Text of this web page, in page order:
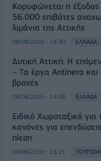
Κορυφώνεται η
56.000 επιβάτες
λιμάνια της Αττικής
08/08/2026 - 14:30 ΕΛΛΑΔΑ
Δυτική Αττική: Η
– Τα έργα Antinero και
βροχές
08/08/2026 - 14:08 ΕΛΛΑΔΑ
Ειδικό Χωροταξικό για
κανόνες για
πίεση
08/08/2026 - 13:21